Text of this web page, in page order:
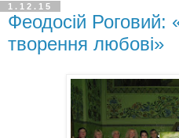
1.12.15
Феодосій Роговий:
творення любові»